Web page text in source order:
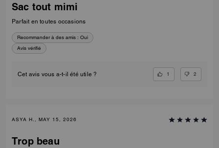
Sac tout mimi
Parfait en toutes occasions
Recommander à des amis : Oui
Avis vérifié
Cet avis vous a-t-il été utile ? 1 2
ASYA H., MAY 15, 2026
Trop beau